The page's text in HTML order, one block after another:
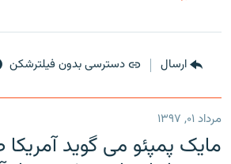
ارسال دسترسی بدون فیلترشکن
مرداد ۰۱, ۱۳۹۷
مایک پمپئو می گوید